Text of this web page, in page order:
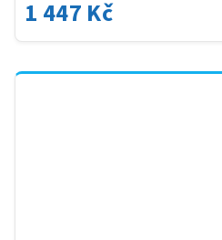
1 447 Kč